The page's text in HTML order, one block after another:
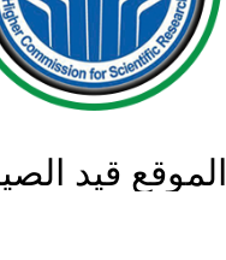
الموقع قيد